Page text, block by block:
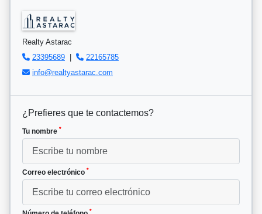
Realty Astarac
23395689 |
22165785
info@realtyastarac.com
¿Prefieres que te contactemos?
Tu nombre *
Correo electrónico *
*